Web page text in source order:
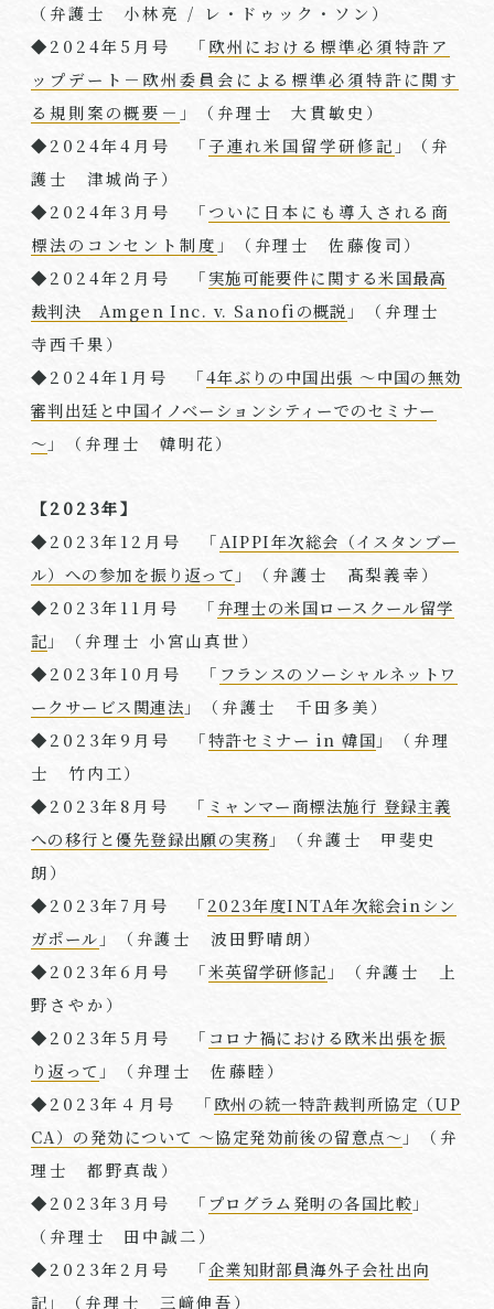
（弁護士 小林亮 / レ・ドゥック・ソン）
◆2024年5月号 「欧州における標準必須特許ア
ップデート－欧州委員会による標準必須特許に関す
る規則案の概要－ 」（弁理士 大貫敏史）
◆2024年4月号 「子連れ米国留学研修記 」（弁
護士 津城尚子）
◆2024年3 月号 「ついに日本にも導入される商
標法のコンセント制度 」（弁理士 佐藤俊司）
◆2024年2 月号 「実施可能要件に関する米国最高
裁判決 Amgen Inc. v. Sanofiの概説 」（弁理⼠
寺西千果）
◆2024年1 月号 「4年ぶりの中国出張 ～中国の無効
審判出廷と中国イノベーションシティーでのセミナー
～ 」（弁理⼠ 韓明花）
【2023年】
◆2023年12 月号 「AIPPI年次総会（イスタンブー
ル）への参加を振り返って 」（弁護士 髙梨義幸）
◆2023年11 月号 「弁理士の米国ロースクール留学
記 」（弁理⼠ 小宮山真世）
◆2023年10 月号 「 フランスのソーシャルネットワ
ークサービス関連法 」（弁護士 千田多美）
◆2023年9 月号 「特許セミナー in 韓国 」（弁理
⼠ 竹内工）
◆2023年8 月号 「 ミャンマー商標法施行 登録主義
への移行と優先登録出願の実務 」（弁護士 甲斐史
朗）
◆2023年7 月号 「2023年度INTA年次総会inシン
ガポール 」（弁護士 波田野晴朗）
◆2023年6 月号 「米英留学研修記 」（弁護士 上
野さやか）
◆2023年5 月号 「 コロナ禍における欧米出張を振
り返って 」（弁理士 佐藤睦）
◆2023年４月号 「欧州の統一特許裁判所協定（UP
CA）の発効について ～協定発効前後の留意点～ 」（弁
理⼠ 都野真哉）
◆2023年3 月号 「 プログラム発明の各国比較 」
（弁理⼠ 田中誠二）
◆2023年2 月号 「企業知財部員海外子会社出向
記 」（弁理⼠ 三﨑伸吾）